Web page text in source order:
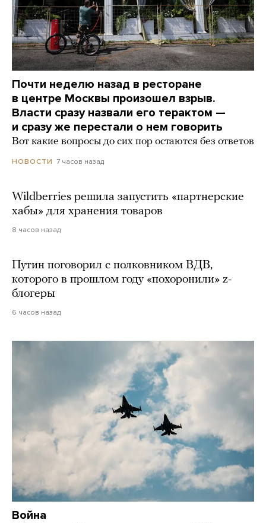
Почти неделю назад в ресторане
в центре Москвы произошел взрыв.
Власти сразу назвали его терактом —
и сразу же перестали о нем говорить
Вот какие вопросы до сих пор остаются без ответов
НОВОСТИ 7 часов назад
Wildberries решила запустить «партнерские
хабы» для хранения товаров
8 часов назад
Путин поговорил с полковником ВДВ,
которого в прошлом году «похоронили» z-
блогеры
6 часов назад
Война